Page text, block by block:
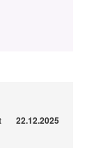
22.12.2025